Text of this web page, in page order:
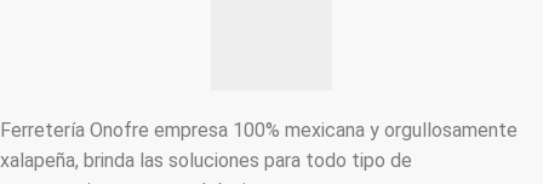
Ferretería Onofre empresa 100% mexicana y orgullosamente
xalapeña, brinda las soluciones para todo tipo de